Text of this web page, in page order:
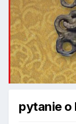
pytanie o